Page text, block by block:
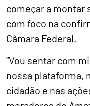
começar a montar
com foco na
Câmara Federal.
“Vou sentar com
nossa plataforma,
cidadão e nas